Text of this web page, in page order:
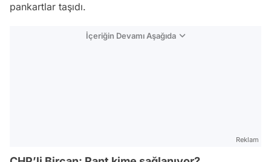
pankartlar taşıdı.
İçeriğin Devamı Aşağıda
Reklam